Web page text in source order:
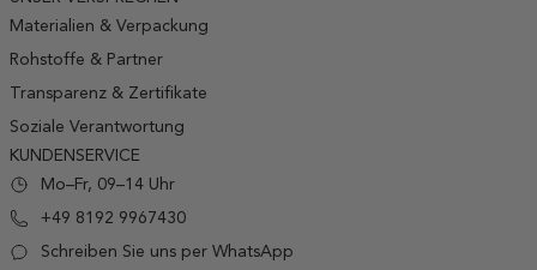
Materialien & Verpackung
Rohstoffe & Partner
Transparenz & Zertifikate
Soziale Verantwortung
KUNDENSERVICE
Mo–Fr, 09–14 Uhr
+49 8192 9967430
Schreiben Sie uns per WhatsApp